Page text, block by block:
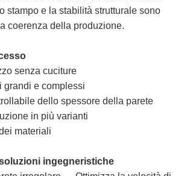
stampo e la stabilità strutturale sono
coerenza della produzione.
senza cuciture
grandi e complessi
dello spessore della parete
in più varianti
materiali
ingegneristiche